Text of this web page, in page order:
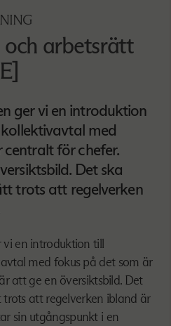
arbetsrätt
ger vi en introduktion
med
för chefer.
Det ska
trots att regelverken
vi en introduktion till
med fokus på det som är
att ge en översiktsbild. Det
att regelverken ibland är
sin utgångspunkt i en